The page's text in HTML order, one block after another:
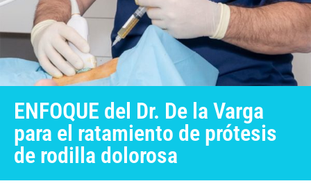
ENFOQUE del Dr. De la Varga
para el ratamiento de prótesis
de rodilla dolorosa